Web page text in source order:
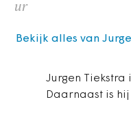
ur
Jurgen
Daarnaast is
Bekijk alles van